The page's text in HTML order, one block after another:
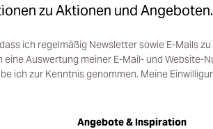
zu Aktionen und Angeboten.
ich regelmäßig Newsletter sowie E-Mails
Auswertung meiner E-Mail- und
ich zur Kenntnis genommen. Meine
Angebote & Inspiration